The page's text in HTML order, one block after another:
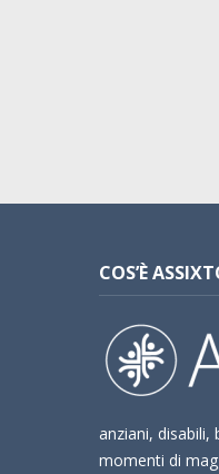
COS’È
anziani, disabili,
momenti di